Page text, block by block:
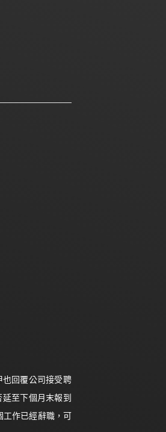
回覆公司接受聘
至下個月末報到
工作已經辭職，可